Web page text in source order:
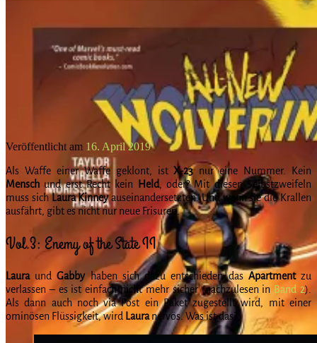
Veröffentlicht am 16. April 2019
Als Waffe einer Waffe geklont, ist X-23nur eine Nummer. Kein
Mensch und erst Recht kein Held, oder? Mit diesen Selbstzweifeln
muss sichLaura Kinneyauseinandersetzten. Und wenn sie die Krallen
ausfährt, gibt es nicht nur neue Frisuren.
Vol.3: Enemy of the State II
LauraundGabbyhaben sich dazu entschieden dasApartmentzu
verlassen – es ist einfach nicht mehr sicher (nachzulesen in Band 2).
Als dann auch noch via Post ein Paket zugestellt wird, mit einer
ominösen Flüssigkeit, wird Lauranervös. Was ist das?